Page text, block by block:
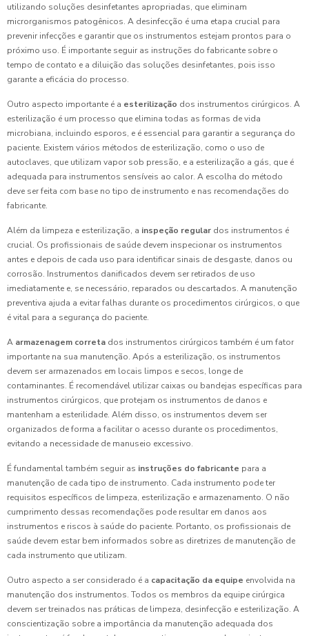
utilizando soluções desinfetantes apropriadas, que eliminam
microrganismos patogênicos. A desinfecção é uma etapa crucial para
prevenir infecções e garantir que os instrumentos estejam prontos para o
próximo uso. É importante seguir as instruções do fabricante sobre o
tempo de contato e a diluição das soluções desinfetantes, pois isso
garante a eficácia do processo.
Outro aspecto importante é a esterilização dos instrumentos cirúrgicos. A
esterilização é um processo que elimina todas as formas de vida
microbiana, incluindo esporos, e é essencial para garantir a segurança do
paciente. Existem vários métodos de esterilização, como o uso de
autoclaves, que utilizam vapor sob pressão, e a esterilização a gás, que é
adequada para instrumentos sensíveis ao calor. A escolha do método
deve ser feita com base no tipo de instrumento e nas recomendações do
fabricante.
Além da limpeza e esterilização, a inspeção regular dos instrumentos é
crucial. Os profissionais de saúde devem inspecionar os instrumentos
antes e depois de cada uso para identificar sinais de desgaste, danos ou
corrosão. Instrumentos danificados devem ser retirados de uso
imediatamente e, se necessário, reparados ou descartados. A manutenção
preventiva ajuda a evitar falhas durante os procedimentos cirúrgicos, o que
é vital para a segurança do paciente.
A armazenagem correta dos instrumentos cirúrgicos também é um fator
importante na sua manutenção. Após a esterilização, os instrumentos
devem ser armazenados em locais limpos e secos, longe de
contaminantes. É recomendável utilizar caixas ou bandejas específicas para
instrumentos cirúrgicos, que protejam os instrumentos de danos e
mantenham a esterilidade. Além disso, os instrumentos devem ser
organizados de forma a facilitar o acesso durante os procedimentos,
evitando a necessidade de manuseio excessivo.
É fundamental também seguir as instruções do fabricante para a
manutenção de cada tipo de instrumento. Cada instrumento pode ter
requisitos específicos de limpeza, esterilização e armazenamento. O não
cumprimento dessas recomendações pode resultar em danos aos
instrumentos e riscos à saúde do paciente. Portanto, os profissionais de
saúde devem estar bem informados sobre as diretrizes de manutenção de
cada instrumento que utilizam.
Outro aspecto a ser considerado é a capacitação da equipe envolvida na
manutenção dos instrumentos. Todos os membros da equipe cirúrgica
devem ser treinados nas práticas de limpeza, desinfecção e esterilização. A
conscientização sobre a importância da manutenção adequada dos